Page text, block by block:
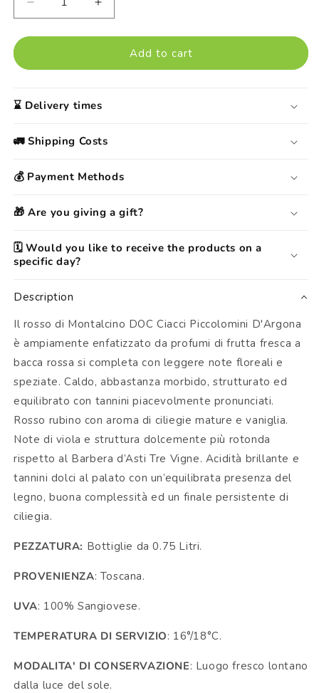
Decrease
quantity
by
di
DOC
Ciacci
D&#39;Argona
Increase
quantity
for
Rosso
di
Ciacci
D&#39;Argona
Add to cart
⌛️ Delivery times
🚛 Shipping Costs
💰 Payment Methods
🎁 Are you giving a gift?
🗓️ Would you like to receive the products on a
specific day?
Description
Il rosso di Montalcino DOC Ciacci Piccolomini D'Argona
è ampiamente enfatizzato da profumi di frutta fresca a
bacca rossa si completa con leggere note floreali e
speziate. Caldo, abbastanza morbido, strutturato ed
equilibrato con tannini piacevolmente pronunciati.
Rosso rubino con aroma di ciliegie mature e vaniglia.
Note di viola e struttura dolcemente più rotonda
rispetto al Barbera d’Asti Tre Vigne. Acidità brillante e
tannini dolci al palato con un’equilibrata presenza del
legno, buona complessità ed un finale persistente di
ciliegia.
PEZZATURA: Bottiglie da 0.75 Litri.
PROVENIENZA: Toscana.
UVA: 100% Sangiovese.
TEMPERATURA DI SERVIZIO: 16°/18°C.
MODALITA' DI CONSERVAZIONE: Luogo fresco lontano
dalla luce del sole.